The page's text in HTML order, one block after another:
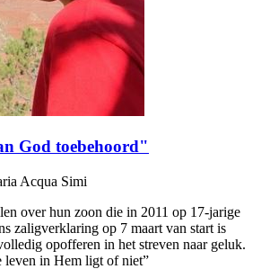
God toebehoord"
Acqua Simi
over hun zoon die in 2011 op 17-jarige
zaligverklaring op 7 maart van start is
opofferen in het streven naar geluk.
in Hem ligt of niet”